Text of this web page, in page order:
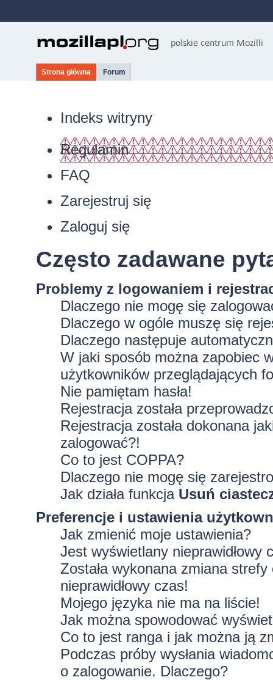
Strona główna Forum
Indeks witryny
Regulamin
FAQ
Zarejestruj się
Zaloguj się
Często zadawane
Problemy z logowaniem i
Dlaczego nie mogę się
Dlaczego w ogóle muszę się
Dlaczego następuje
W jaki sposób można zapobiec
użytkowników przeglądających
Nie pamiętam hasła!
Rejestracja została
Rejestracja została dokonana
zalogować?!
Co to jest COPPA?
Dlaczego nie mogę się
Jak działa funkcja Usuń
Preferencje i ustawienia
Jak zmienić moje ustawienia?
Jest wyświetlany nieprawidłowy
Została wykonana zmiana
nieprawidłowy czas!
Mojego języka nie ma na liście!
Jak można spowodować
Co to jest ranga i jak można ją
Podczas próby wysłania
o zalogowanie. Dlaczego?